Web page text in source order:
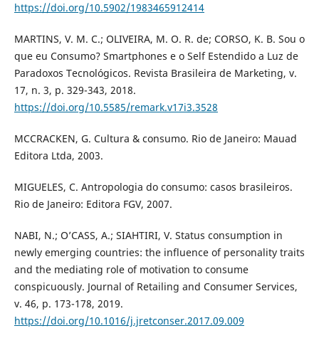
https://doi.org/10.5902/1983465912414
MARTINS, V. M. C.; OLIVEIRA, M. O. R. de; CORSO, K. B. Sou o
que eu Consumo? Smartphones e o Self Estendido a Luz de
Paradoxos Tecnológicos. Revista Brasileira de Marketing, v.
17, n. 3, p. 329-343, 2018.
https://doi.org/10.5585/remark.v17i3.3528
MCCRACKEN, G. Cultura & consumo. Rio de Janeiro: Mauad
Editora Ltda, 2003.
MIGUELES, C. Antropologia do consumo: casos brasileiros.
Rio de Janeiro: Editora FGV, 2007.
NABI, N.; O’CASS, A.; SIAHTIRI, V. Status consumption in
newly emerging countries: the influence of personality traits
and the mediating role of motivation to consume
conspicuously. Journal of Retailing and Consumer Services,
v. 46, p. 173-178, 2019.
https://doi.org/10.1016/j.jretconser.2017.09.009